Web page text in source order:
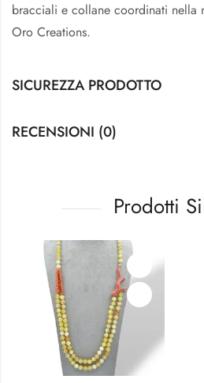
bracciali e collane coordinati nella
Oro Creations.
SICUREZZA PRODOTTO
RECENSIONI (0)
Prodotti